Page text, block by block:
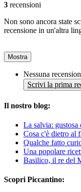
3 recensioni
Non sono ancora state
recensione in un'altra
Mostra
Nessuna
Scrivi la prima
Il nostro blog:
La salvia: gustosa
Cosa c'è dietro al
Qualche fatto
Una popolare
Basilico, il re del
Scopri Piccantino: